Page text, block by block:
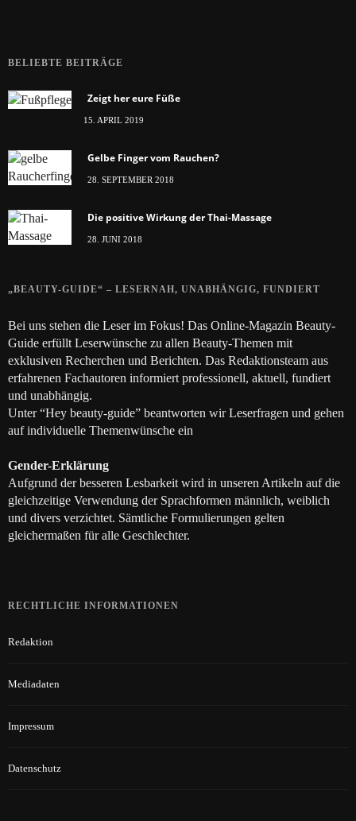
BELIEBTE BEITRÄGE
Zeigt her eure Füße
15. APRIL 2019
Gelbe Finger vom Rauchen?
28. SEPTEMBER 2018
Die positive Wirkung der Thai-Massage
28. JUNI 2018
„BEAUTY-GUIDE“ – LESERNAH, UNABHÄNGIG, FUNDIERT
Bei uns stehen die Leser im Fokus! Das Online-Magazin Beauty-
Guide erfüllt Leserwünsche zu allen Beauty-Themen mit
exklusiven Recherchen und Berichten. Das Redaktionsteam aus
erfahrenen Fachautoren informiert professionell, aktuell, fundiert
und unabhängig.
Unter “Hey beauty-guide” beantworten wir Leserfragen und gehen
auf individuelle Themenwünsche ein
Gender-Erklärung
Aufgrund der besseren Lesbarkeit wird in unseren Artikeln auf die
gleichzeitige Verwendung der Sprachformen männlich, weiblich
und divers verzichtet. Sämtliche Formulierungen gelten
gleichermaßen für alle Geschlechter.
RECHTLICHE INFORMATIONEN
Redaktion
Mediadaten
Impressum
Datenschutz